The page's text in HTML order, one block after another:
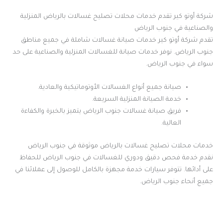
شركة أوتو كير تقدم خدمات محلات تصليح غسالات بالرياض المنزلية
والصناعية في جنوب الرياض
تقدم شركة أوتو كير خدمات صيانة غسالات شاملة في جميع مناطق
جنوب الرياض. نوفر خدمات صيانة للغسالات المنزلية والصناعية على حد
سواء في جنوب الرياض.
صيانة جميع أنواع الغسالات الأوتوماتيكية والعادية.
خدمة الصيانة المنزلية السريعة.
فريق صيانة غسالات جنوب الرياض يتميز بالخبرة والكفاءة
العالية.
خدمات محلات تصليح غسالات بالرياض موثوقة في جنوب الرياض
نقدم خدمة فحص دقيق ودوري للغسالات في جنوب الرياض للحفاظ
على أدائها. تتوفر سيارات خدمة مجهزة بالكامل للوصول إلى عملائنا في
جميع أنحاء جنوب الرياض.